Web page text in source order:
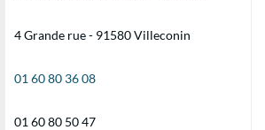
4 Grande rue - 91580 Villeconin
01 60 80 36 08
01 60 80 50 47